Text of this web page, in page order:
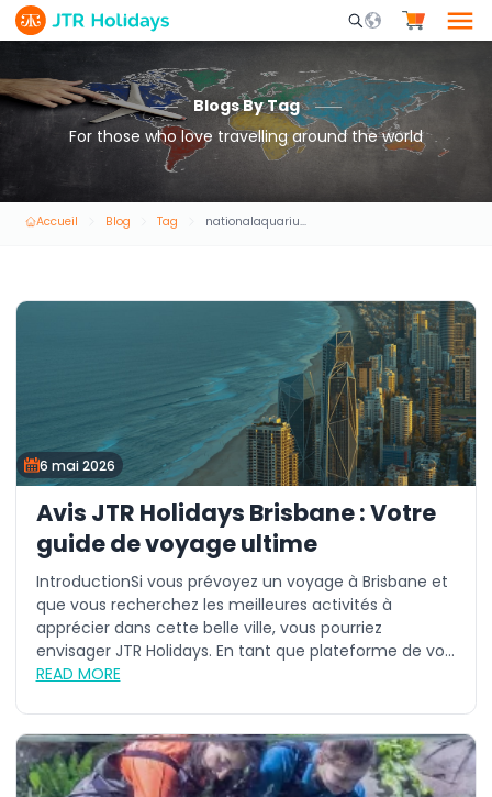
Mobile Search
Blogs By Tag
For those who love travelling around the world
Accueil Blog Tag nationalaquariumabudhabitickets
6 mai 2026
Avis JTR Holidays Brisbane : Votre
guide de voyage ultime
IntroductionSi vous prévoyez un voyage à Brisbane et
que vous recherchez les meilleures activités à
apprécier dans cette belle ville, vous pourriez
envisager JTR Holidays. En tant que plateforme de vo...
READ MORE